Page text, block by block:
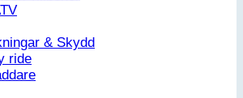
& Skydd
ride